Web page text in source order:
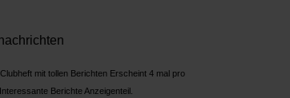
Clubheft mit tollen Berichten Erscheint 4 mal pro
Berichte Anzeigenteil.